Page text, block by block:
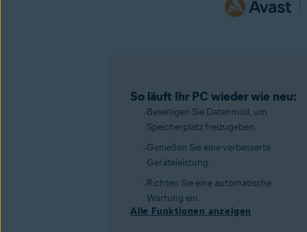
So läuft Ihr PC wieder wie neu:
Beseitigen Sie Datenmüll, um
Speicherplatz freizugeben.
Genießen Sie eine verbesserte
Geräteleistung.
Richten Sie eine automatische
Wartung ein.
Alle Funktionen anzeigen